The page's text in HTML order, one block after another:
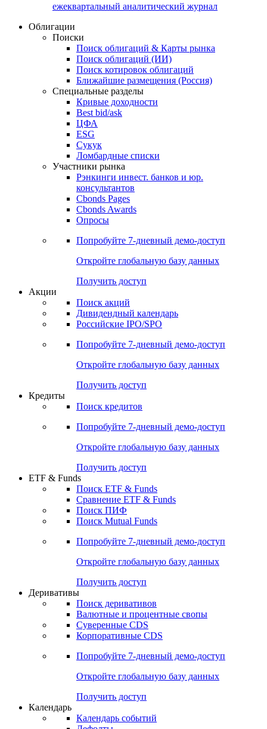
ежеквартальный аналитический журнал
Облигации
Поиски
Поиск облигаций & Карты рынка
Поиск облигаций (ИИ)
Поиск котировок облигаций
Ближайшие размещения (Россия)
Специальные разделы
Кривые доходности
Best bid/ask
ЦФА
ESG
Сукук
Ломбардные списки
Участники рынка
Рэнкинги инвест. банков и юр.
консультантов
Cbonds Pages
Cbonds Awards
Опросы
Попробуйте 7-дневный демо-доступ
Откройте глобальную базу данных
Получить доступ
Акции
Поиск акций
Дивидендный календарь
Российские IPO/SPO
Попробуйте 7-дневный демо-доступ
Откройте глобальную базу данных
Получить доступ
Кредиты
Поиск кредитов
Попробуйте 7-дневный демо-доступ
Откройте глобальную базу данных
Получить доступ
ETF & Funds
Поиск ETF & Funds
Сравнение ETF & Funds
Поиск ПИФ
Поиск Mutual Funds
Попробуйте 7-дневный демо-доступ
Откройте глобальную базу данных
Получить доступ
Деривативы
Поиск деривативов
Валютные и процентные свопы
Суверенные CDS
Корпоративные CDS
Попробуйте 7-дневный демо-доступ
Откройте глобальную базу данных
Получить доступ
Календарь
Календарь событий